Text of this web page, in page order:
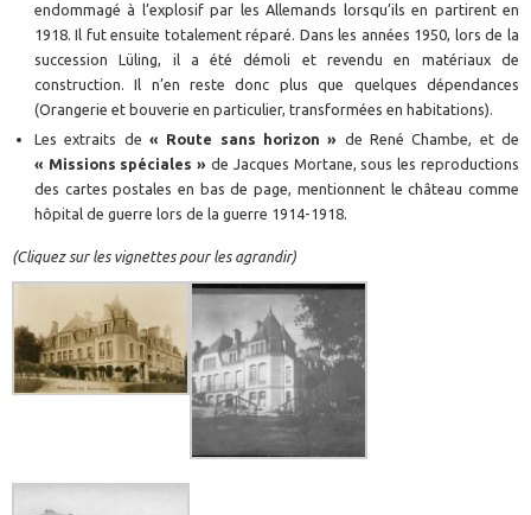
endommagé à l’explosif par les Allemands lorsqu’ils en partirent en
1918. Il fut ensuite totalement réparé. Dans les années 1950, lors de la
succession Lüling, il a été démoli et revendu en matériaux de
construction. Il n’en reste donc plus que quelques dépendances
(Orangerie et bouverie en particulier, transformées en habitations).
Les extraits de « Route sans horizon » de René Chambe, et de
« Missions spéciales » de Jacques Mortane, sous les reproductions
des cartes postales en bas de page, mentionnent le château comme
hôpital de guerre lors de la guerre 1914-1918.
(Cliquez sur les vignettes pour les agrandir)